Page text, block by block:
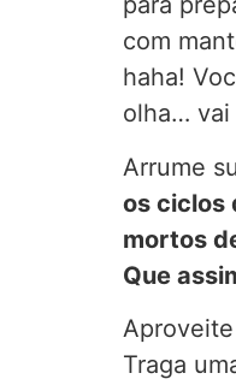
com
haha!
olha… vai
Arrume
os ciclos
mortos
Que
Traga